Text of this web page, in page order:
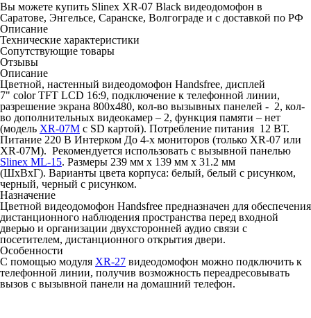
Вы можете купить Slinex XR-07 Black видеодомофон в
Саратове, Энгельсе, Саранске, Волгограде и с доставкой по РФ
Описание
Технические характеристики
Сопутствующие товары
Отзывы
Описание
Цветной, настенный видеодомофон Handsfree, дисплей
7" color TFT LCD 16:9, подключение к телефонной линии,
разрешение экрана 800х480, кол-во вызывных панелей - 2, кол-
во дополнительных видеокамер – 2, функция памяти – нет
(модель XR-07M с SD картой). Потребление питания 12 ВТ.
Питание 220 В Интерком До 4-х мониторов (только XR-07 или
XR-07M). Рекомендуется использовать с вызывной панелью
Slinex ML-15. Размеры 239 мм х 139 мм х 31.2 мм
(ШхВхГ). Варианты цвета корпуса: белый, белый с рисунком,
черный, черный с рисунком.
Назначение
Цветной видеодомофон Handsfree предназначен для обеспечения
дистанционного наблюдения пространства перед входной
дверью и организации двухсторонней аудио связи с
посетителем, дистанционного открытия двери.
Особенности
С помощью модуля XR-27 видеодомофон можно подключить к
телефонной линии, получив возможность переадресовывать
вызов с вызывной панели на домашний телефон.